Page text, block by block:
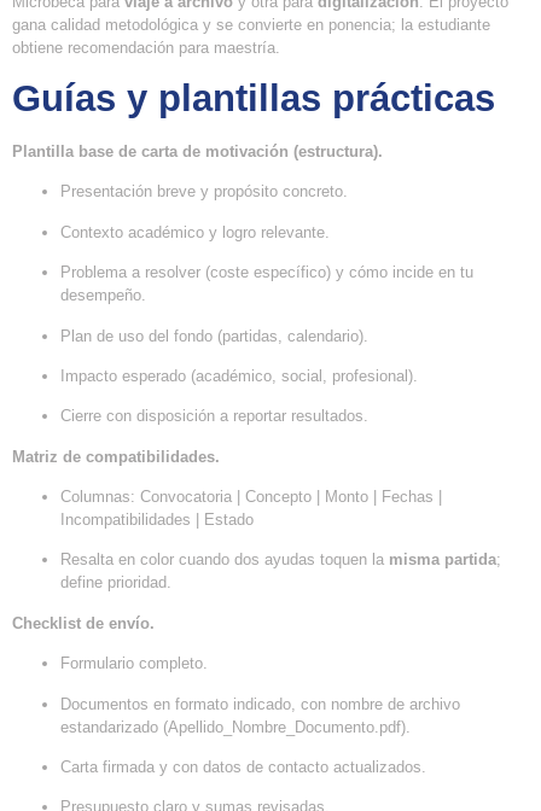
gana calidad metodológica y se convierte en ponencia; la estudiante
obtiene recomendación para maestría.
Guías y plantillas prácticas
Plantilla base de carta de motivación (estructura).
Presentación breve y propósito concreto.
Contexto académico y logro relevante.
Problema a resolver (coste específico) y cómo incide en tu
desempeño.
Plan de uso del fondo (partidas, calendario).
Impacto esperado (académico, social, profesional).
Cierre con disposición a reportar resultados.
Matriz de compatibilidades.
Columnas: Convocatoria | Concepto | Monto | Fechas |
Incompatibilidades | Estado
Resalta en color cuando dos ayudas toquen la misma partida;
define prioridad.
Checklist de envío.
Formulario completo.
Documentos en formato indicado, con nombre de archivo
estandarizado (Apellido_Nombre_Documento.pdf).
Carta firmada y con datos de contacto actualizados.
Presupuesto claro y sumas revisadas.